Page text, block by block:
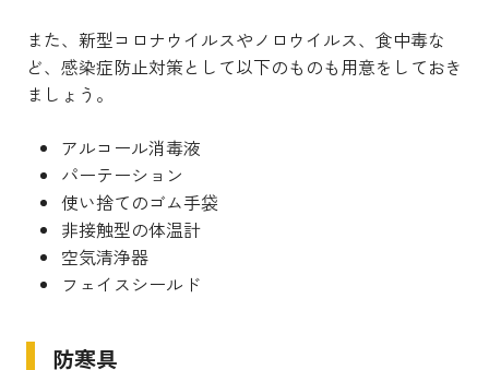
また、新型コロナウイルスやノロウイルス、食中毒な
ど、感染症防止対策として以下のものも用意をしておき
ましょう。
アルコール消毒液
パーテーション
使い捨てのゴム手袋
非接触型の体温計
空気清浄器
フェイスシールド
防寒具